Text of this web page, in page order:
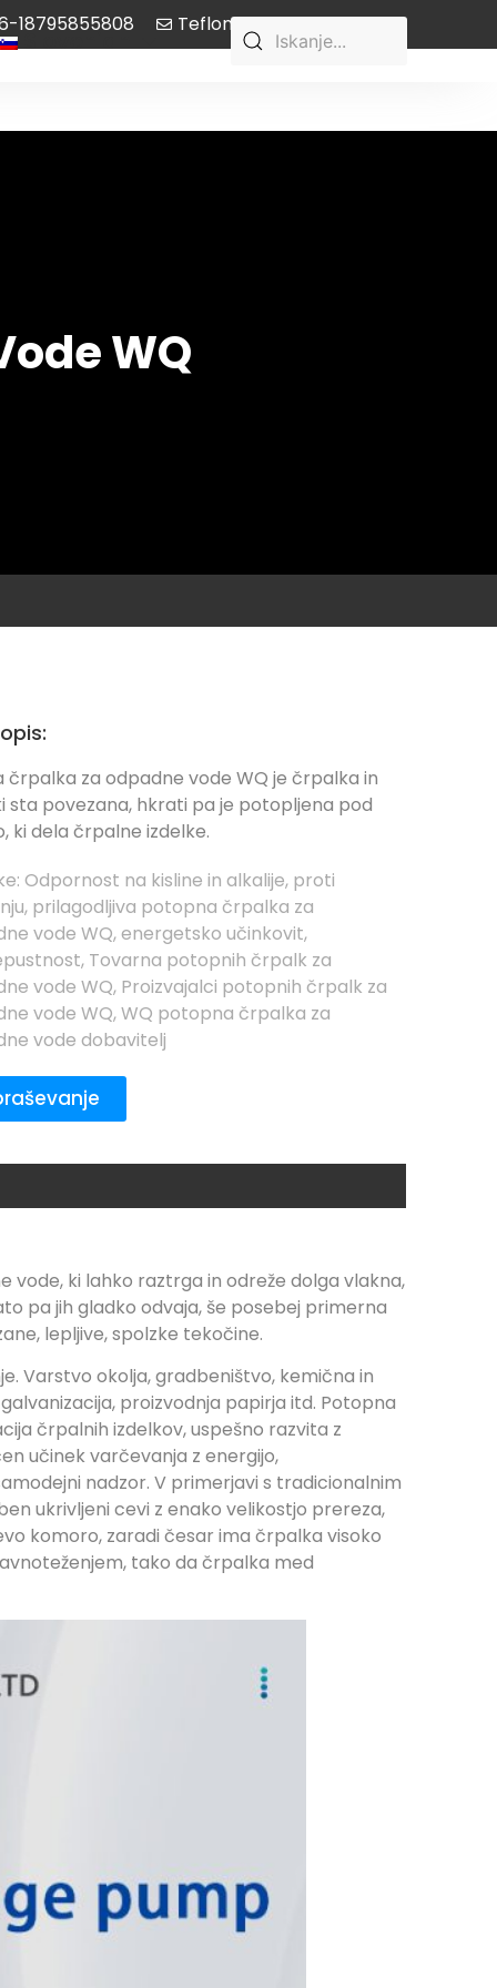
18795855808 Teflon-pump@aliyun.com
Slovenian
WQ
črpalka za odpadne vode WQ je črpalka in
sta povezana, hkrati pa je potopljena pod
ki dela črpalne izdelke.
Odpornost na kisline in alkalije, proti
, prilagodljiva potopna črpalka za
vode WQ,energetsko učinkovit,
, Tovarna potopnih črpalk za
vode WQ, Proizvajalci potopnih črpalk za
vode WQ,WQ potopna črpalka za
vode dobavitelj
ki lahko raztrga in odreže dolga vlakna,
pa jih gladko odvaja, še posebej primerna
lepljive, spolzke tekočine.
Varstvo okolja, gradbeništvo, kemična in
proizvodnja papirja itd. Potopna
črpalnih izdelkov, uspešno razvita z
učinek varčevanja z energijo,
nadzor. V primerjavi s tradicionalnim
ukrivljeni cevi z enako velikostjo prereza,
komoro, zaradi česar ima črpalka visoko
tako da črpalka med